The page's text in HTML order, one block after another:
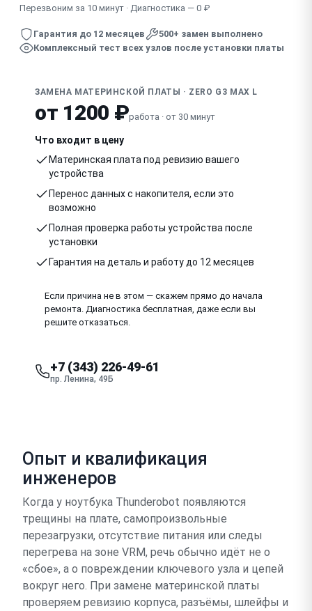
Перезвоним за 10 минут · Диагностика — 0 ₽
Гарантия до 12 месяцев
500+ замен выполнено
Комплексный тест всех узлов после установки платы
ЗАМЕНА МАТЕРИНСКОЙ ПЛАТЫ · ZERO G3 MAX L
от 1200 ₽работа · от 30 минут
Что входит в цену
Материнская плата под ревизию вашего
устройства
Перенос данных с накопителя, если это
возможно
Полная проверка работы устройства после
установки
Гарантия на деталь и работу до 12 месяцев
Если причина не в этом — скажем прямо до начала
ремонта. Диагностика бесплатная, даже если вы
решите отказаться.
+7 (343) 226-49-61
пр. Ленина, 49Б
Опыт и квалификация
инженеров
Когда у ноутбука Thunderobot появляются
трещины на плате, самопроизвольные
перезагрузки, отсутствие питания или следы
перегрева на зоне VRM, речь обычно идёт не о
«сбое», а о повреждении ключевого узла и цепей
вокруг него. При замене материнской платы
проверяем ревизию корпуса, разъёмы, шлейфы и